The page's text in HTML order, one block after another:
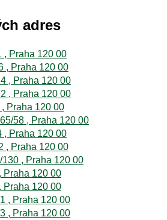
adres
, Praha 120 00
, Praha 120 00
, Praha 120 00
, Praha 120 00
Praha 120 00
58 , Praha 120 00
, Praha 120 00
, Praha 120 00
, Praha 120 00
Praha 120 00
Praha 120 00
, Praha 120 00
, Praha 120 00